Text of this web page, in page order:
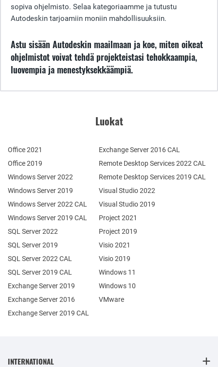
sopiva ohjelmisto. Selaa kategoriaamme ja tutustu
Autodeskin tarjoamiin moniin mahdollisuuksiin.
Astu sisään Autodeskin maailmaan ja koe, miten oikeat
ohjelmistot voivat tehdä projekteistasi tehokkaampia,
luovempia ja menestyksekkäämpiä.
Luokat
Office 2021
Office 2019
Windows Server 2022
Windows Server 2019
Exchange Server 2019
Exchange Server 2016
SQL Server 2022
SQL Server 2019
Windows Server 2022 CAL
Windows Server 2019 CAL
SQL Server 2022 CAL
SQL Server 2019 CAL
Remote Desktop Services 2022 CAL
Remote Desktop Services 2019 CAL
Exchange Server 2019 CAL
Exchange Server 2016 CAL
Visual Studio 2022
Visual Studio 2019
Project 2021
Project 2019
Visio 2021
Visio 2019
Windows 11
Windows 10
VMware
INTERNATIONAL